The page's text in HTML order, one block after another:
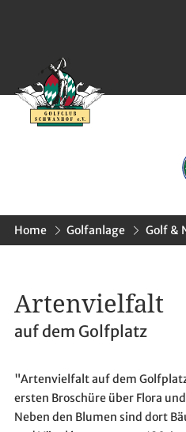
Home Golfanlage Golf &
Artenvielfalt
auf dem Golfplatz
"Artenvielfalt auf dem
ersten Broschüre über Flora
Neben den Blumen sind dort